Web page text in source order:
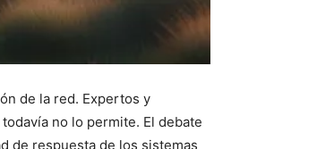
de la red. Expertos y
no lo permite. El debate
de respuesta de los sistemas